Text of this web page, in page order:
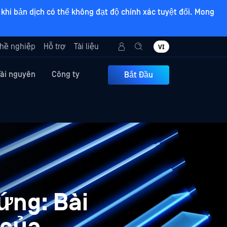
bản dịch có thể không đạt độ chính xác tuyệt đối. Mong
nghiệp Hỗ trợ Tài liệu VI
nguyên Công ty Bắt Đầu
Bài